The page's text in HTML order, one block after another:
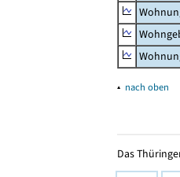
▴ nach oben
Das